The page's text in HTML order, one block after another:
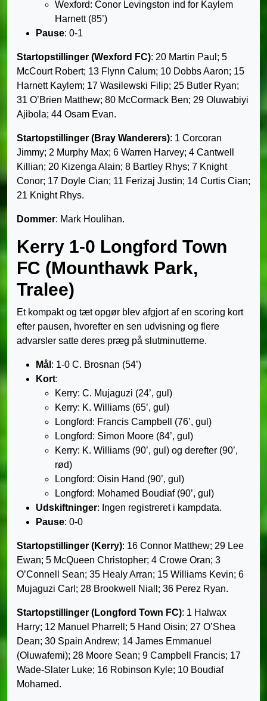
Wexford: Conor Levingston ind for Kaylem
Harnett (85’)
Pause: 0-1
Startopstillinger (Wexford FC): 20 Martin Paul; 5
McCourt Robert; 13 Flynn Calum; 10 Dobbs Aaron; 15
Harnett Kaylem; 17 Wasilewski Filip; 25 Butler Ryan;
31 O’Brien Matthew; 80 McCormack Ben; 29 Oluwabiyi
Ajibola; 44 Osam Evan.
Startopstillinger (Bray Wanderers): 1 Corcoran
Jimmy; 2 Murphy Max; 6 Warren Harvey; 4 Cantwell
Killian; 20 Kizenga Alain; 8 Bartley Rhys; 7 Knight
Conor; 17 Doyle Cian; 11 Ferizaj Justin; 14 Curtis Cian;
21 Knight Rhys.
Dommer: Mark Houlihan.
Kerry 1-0 Longford Town
FC (Mounthawk Park,
Tralee)
Et kompakt og tæt opgør blev afgjort af en scoring kort
efter pausen, hvorefter en sen udvisning og flere
advarsler satte deres præg på slutminutterne.
Mål : 1-0 C. Brosnan (54’)
Kort:
Kerry: C. Mujaguzi (24’, gul)
Kerry: K. Williams (65’, gul)
Longford: Francis Campbell (76’, gul)
Longford: Simon Moore (84’, gul)
Kerry: K. Williams (90’, gul) og derefter (90’,
rød)
Longford: Oisin Hand (90’, gul)
Longford: Mohamed Boudiaf (90’, gul)
Udskiftninger: Ingen registreret i kampdata.
Pause: 0-0
Startopstillinger (Kerry): 16 Connor Matthew; 29 Lee
Ewan; 5 McQueen Christopher; 4 Crowe Oran; 3
O’Connell Sean; 35 Healy Arran; 15 Williams Kevin; 6
Mujaguzi Carl; 28 Brookwell Niall; 36 Perez Ryan.
Startopstillinger (Longford Town FC): 1 Halwax
Harry; 12 Manuel Pharrell; 5 Hand Oisin; 27 O’Shea
Dean; 30 Spain Andrew; 14 James Emmanuel
(Oluwafemi); 28 Moore Sean; 9 Campbell Francis; 17
Wade-Slater Luke; 16 Robinson Kyle; 10 Boudiaf
Mohamed.